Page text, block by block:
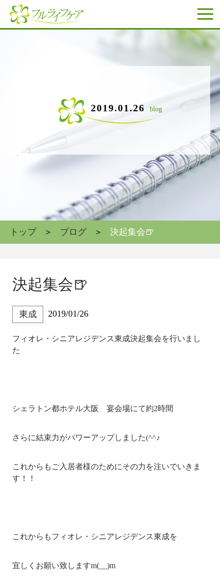
2019.01.26 blog
トップ ブログ 決起集会🍺
決起集会🍺
東成 2019/01/26
フィオレ・シニアレジデンス東成決起集会を行いまし
た
シェラトン都ホテル大阪 宴会場にて約2時間
さらに結束力がパワーアップしました(^^♪
これからもご入居者様のためにその力を注いでいきま
す！！
これからもフィオレ・シニアレジデンス東成を
宜しくお願い致しますm(__)m